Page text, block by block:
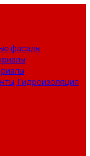
фасады
Гидроизоляция